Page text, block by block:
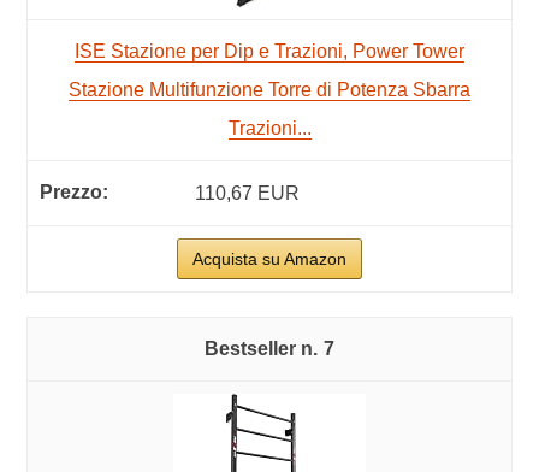
ISE Stazione per Dip e Trazioni, Power Tower
Stazione Multifunzione Torre di Potenza Sbarra
Trazioni...
110,67 EUR
Acquista su Amazon
7